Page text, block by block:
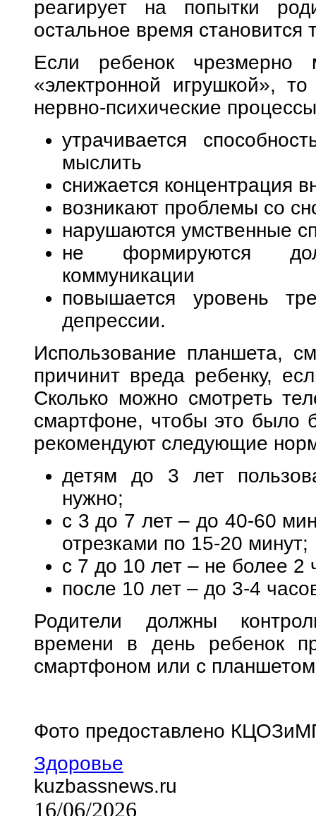
реагирует на попытки
остальное время
Если ребенок чрезмерно
«электронной игрушкой»,
нервно-психические
утрачивается
мыслить
снижается концентрация
возникают проблемы со
нарушаются умственные
не формируются
коммуникации
повышается уровень
депрессии.
Использование планшета,
причинит вреда ребенку,
Сколько можно смотреть
смартфоне, чтобы это было
рекомендуют следующие
детям до 3 лет
нужно;
с 3 до 7 лет – до 40-60
отрезками по 15-20 минут;
с 7 до 10 лет – не более 2
после 10 лет – до 3-4
Родители должны
времени в день ребенок
смартфоном или с
Фото предоставлено
Здоровье
kuzbassnews.ru
16/06/2026